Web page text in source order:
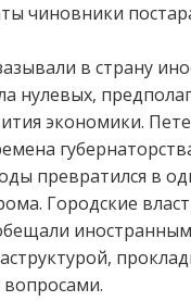
чиновники
в страну
нулевых,
экономики.
превратился в
Городские